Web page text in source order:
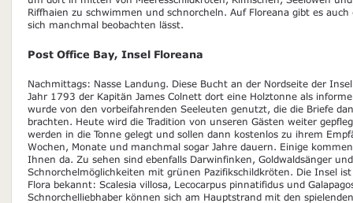
Riffhaien zu schwimmen und schnorcheln. Auf Floreana gibt es
sich manchmal beobachten lässt.
Post Office Bay, Insel Floreana
Nachmittags: Nasse Landung. Diese Bucht an der Nordseite der
Jahr 1793 der Kapitän James Colnett dort eine Holztonne als
wurde von den vorbeifahrenden Seeleuten genutzt, die die Briefe
brachten. Heute wird die Tradition von unseren Gästen weiter
werden in die Tonne gelegt und sollen dann kostenlos zu ihrem
Wochen, Monate und manchmal sogar Jahre dauern. Einige
Ihnen da. Zu sehen sind ebenfalls Darwinfinken, Goldwaldsänger
Schnorchelmöglichkeiten mit grünen Pazifikschildkröten. Die Insel
Flora bekannt: Scalesia villosa, Lecocarpus pinnatifidus und
Schnorchelliebhaber können sich am Hauptstrand mit den